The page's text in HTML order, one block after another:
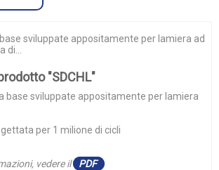
sviluppate appositamente per lamiera ad
"SDCHL"
base sviluppate appositamente per lamiera
per 1 milione di cicli
vedere il PDF